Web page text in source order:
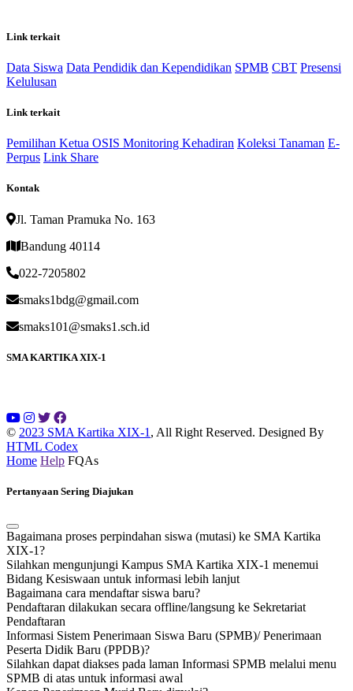
Link terkait
Data Siswa Data Pendidik dan Kependidikan SPMB CBT Presensi
Kelulusan
Link terkait
Pemilihan Ketua OSIS Monitoring Kehadiran Koleksi Tanaman E-
Perpus Link Share
Kontak
Jl. Taman Pramuka No. 163
Bandung 40114
022-7205802
smaks1bdg@gmail.com
smaks101@smaks1.sch.id
SMA KARTIKA XIX-1
© 2023 SMA Kartika XIX-1 , All Right Reserved. Designed By
HTML Codex
Home Help FQAs
Pertanyaan Sering Diajukan
Bagaimana proses perpindahan siswa (mutasi) ke SMA Kartika
XIX-1?
Silahkan mengunjungi Kampus SMA Kartika XIX-1 menemui
Bidang Kesiswaan untuk informasi lebih lanjut
Bagaimana cara mendaftar siswa baru?
Pendaftaran dilakukan secara offline/langsung ke Sekretariat
Pendaftaran
Informasi Sistem Penerimaan Siswa Baru (SPMB)/ Penerimaan
Peserta Didik Baru (PPDB)?
Silahkan dapat diakses pada laman Informasi SPMB melalui menu
SPMB di atas untuk informasi awal